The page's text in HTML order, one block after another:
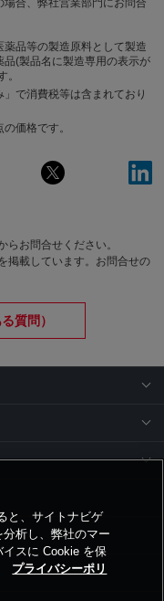
品等の製造原料として製造
(製品名に製造専用の表示が
で消費税等は含まれており
価格です。
らお問合せください。
掲載しています。お問合せの
質問）
と、サイトナビゲ
析し、弊社のマー
スに Cookie を保
プライバシーポリ